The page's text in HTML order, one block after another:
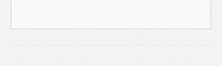
願性質。我們收集的個人資料包括姓名、